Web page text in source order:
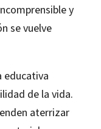
y
se vuelve
educativa
de la vida.
aterrizar